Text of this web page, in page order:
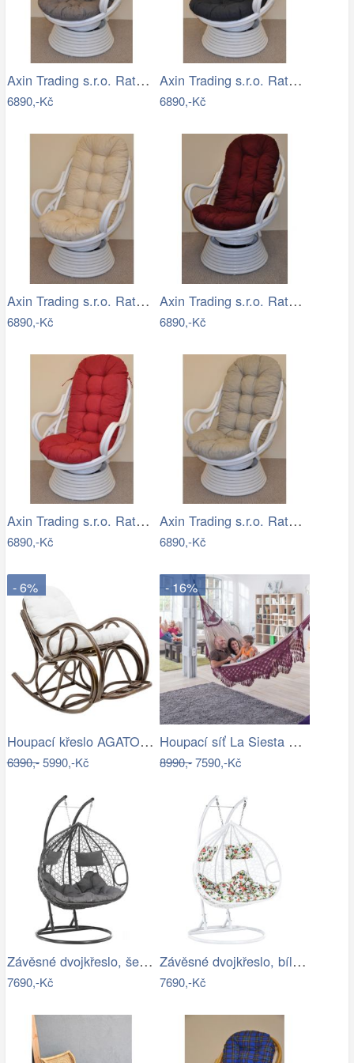
Axin Trading s.r.o. Ratanové houpací…
6890,-Kč
Axin Trading s.r.o. Ratanové houpací…
6890,-Kč
Axin Trading s.r.o. Ratanové houpací…
6890,-Kč
Axin Trading s.r.o. Ratanové houpací…
6890,-Kč
Axin Trading s.r.o. Ratanové houpací…
6890,-Kč
Axin Trading s.r.o. Ratanové houpací…
6890,-Kč
- 6%
Houpací křeslo AGATON Tempo Kondela
6390,-5990,-Kč
- 16%
Houpací síť La Siesta BOSSANOVA family …
8990,-7590,-Kč
Závěsné dvojkřeslo, šedá, DALVEA 2 NEW…
7690,-Kč
Závěsné dvojkřeslo, bílá/vzor květiny,…
7690,-Kč